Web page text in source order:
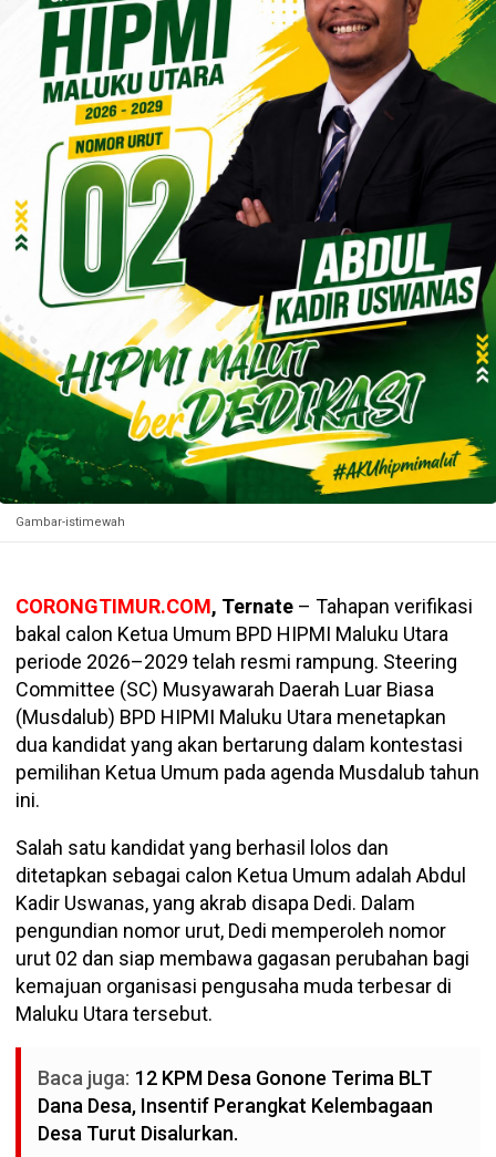
Gambar-istimewah
CORONGTIMUR.COM, Ternate – Tahapan verifikasi
bakal calon Ketua Umum BPD HIPMI Maluku Utara
periode 2026–2029 telah resmi rampung. Steering
Committee (SC) Musyawarah Daerah Luar Biasa
(Musdalub) BPD HIPMI Maluku Utara menetapkan
dua kandidat yang akan bertarung dalam kontestasi
pemilihan Ketua Umum pada agenda Musdalub tahun
ini.
Salah satu kandidat yang berhasil lolos dan
ditetapkan sebagai calon Ketua Umum adalah Abdul
Kadir Uswanas, yang akrab disapa Dedi. Dalam
pengundian nomor urut, Dedi memperoleh nomor
urut 02 dan siap membawa gagasan perubahan bagi
kemajuan organisasi pengusaha muda terbesar di
Maluku Utara tersebut.
Baca juga: 12 KPM Desa Gonone Terima BLT
Dana Desa, Insentif Perangkat Kelembagaan
Desa Turut Disalurkan.